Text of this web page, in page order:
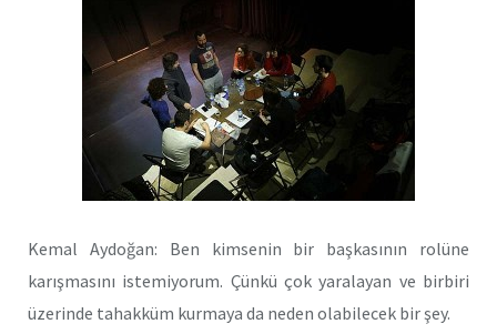
Kemal Aydoğan: Ben kimsenin bir başkasının rolüne
karışmasını istemiyorum. Çünkü çok yaralayan ve birbiri
üzerinde tahakküm kurmaya da neden olabilecek bir şey.